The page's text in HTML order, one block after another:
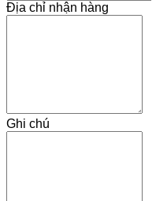
Địa chỉ nhận hàng
Ghi chú